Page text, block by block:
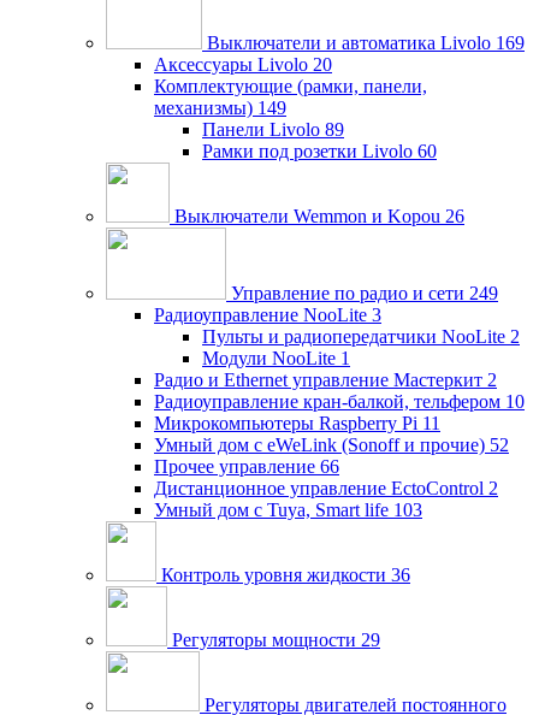
Выключатели и автоматика Livolo 169
Аксессуары Livolo 20
Комплектующие (рамки, панели,
механизмы) 149
Панели Livolo 89
Рамки под розетки Livolo 60
Выключатели Wemmon и Kopou 26
Управление по радио и сети 249
Радиоуправление NooLite 3
Пульты и радиопередатчики NooLite 2
Модули NooLite 1
Радио и Ethernet управление Мастеркит 2
Радиоуправление кран-балкой, тельфером 10
Микрокомпьютеры Raspberry Pi 11
Умный дом c eWeLink (Sonoff и прочие) 52
Прочее управление 66
Дистанционное управление EctoControl 2
Умный дом с Tuya, Smart life 103
Контроль уровня жидкости 36
Регуляторы мощности 29
Регуляторы двигателей постоянного